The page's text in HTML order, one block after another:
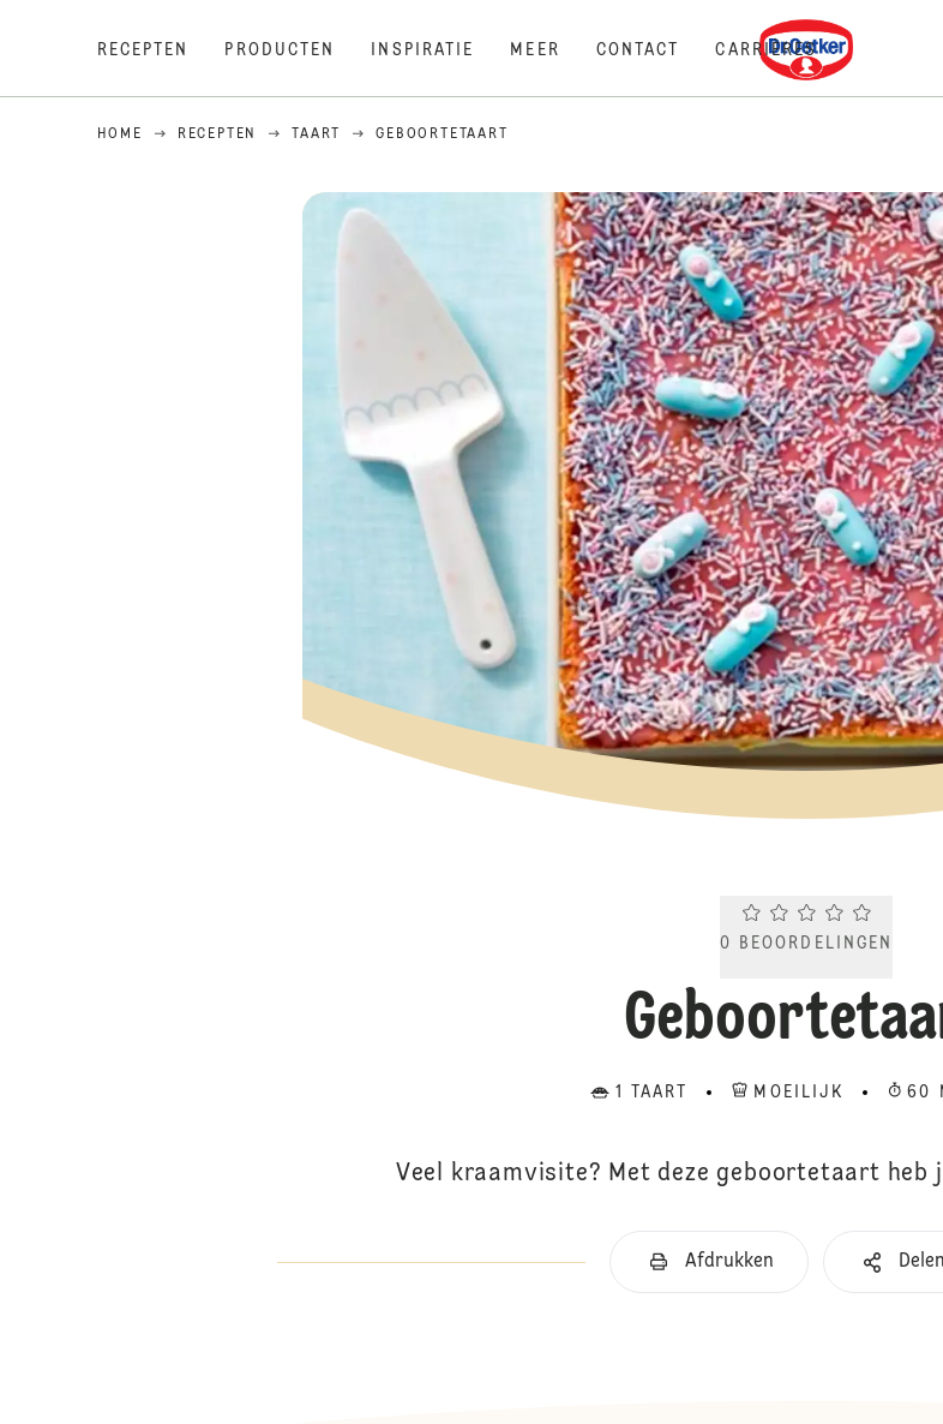
RECEPTEN PRODUCTEN INSPIRATIE MEER CONTACT CARRIÈRES
Dr. Oetker
HOME RECEPTEN TAART GEBOORTETAART
Current rating
0 BEOORDELINGEN
1 TAART MOEILIJK 60
Veel kraamvisite? Met deze geboortetaart heb
Afdrukken Delen